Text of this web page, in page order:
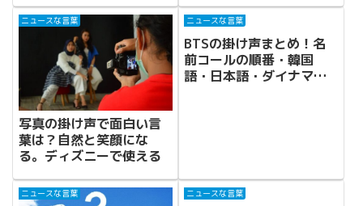
ニュースな言葉
写真の掛け声で面白い言
葉は？自然と笑顔にな
る。ディズニーで使える
ニュースな言葉
BTSの掛け声まとめ！名
前コールの順番・韓国
語・日本語・ダイナマイ
ニュースな言葉 ニュースな言葉